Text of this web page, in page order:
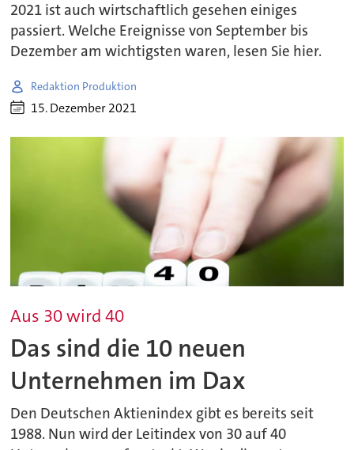
2021 ist auch wirtschaftlich gesehen einiges
passiert. Welche Ereignisse von September bis
Dezember am wichtigsten waren, lesen Sie hier.
Redaktion Produktion
15. Dezember 2021
Aus 30 wird 40
Das sind die 10 neuen
Unternehmen im Dax
Den Deutschen Aktienindex gibt es bereits seit
1988. Nun wird der Leitindex von 30 auf 40